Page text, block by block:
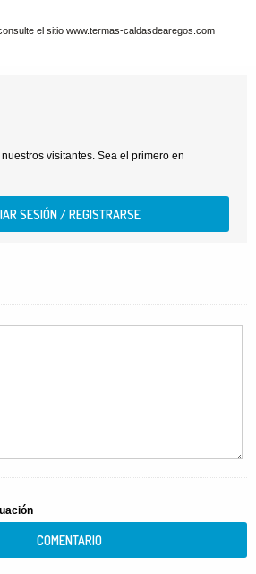
el sitio www.termas-caldasdearegos.com
visitantes. Sea el primero en